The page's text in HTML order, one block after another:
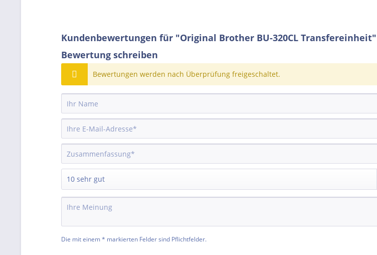
Kundenbewertungen für "Original Brother BU-320CL Transfereinheit"
Bewertung schreiben
Bewertungen werden nach Überprüfung freigeschaltet.
Die mit einem * markierten Felder sind Pflichtfelder.